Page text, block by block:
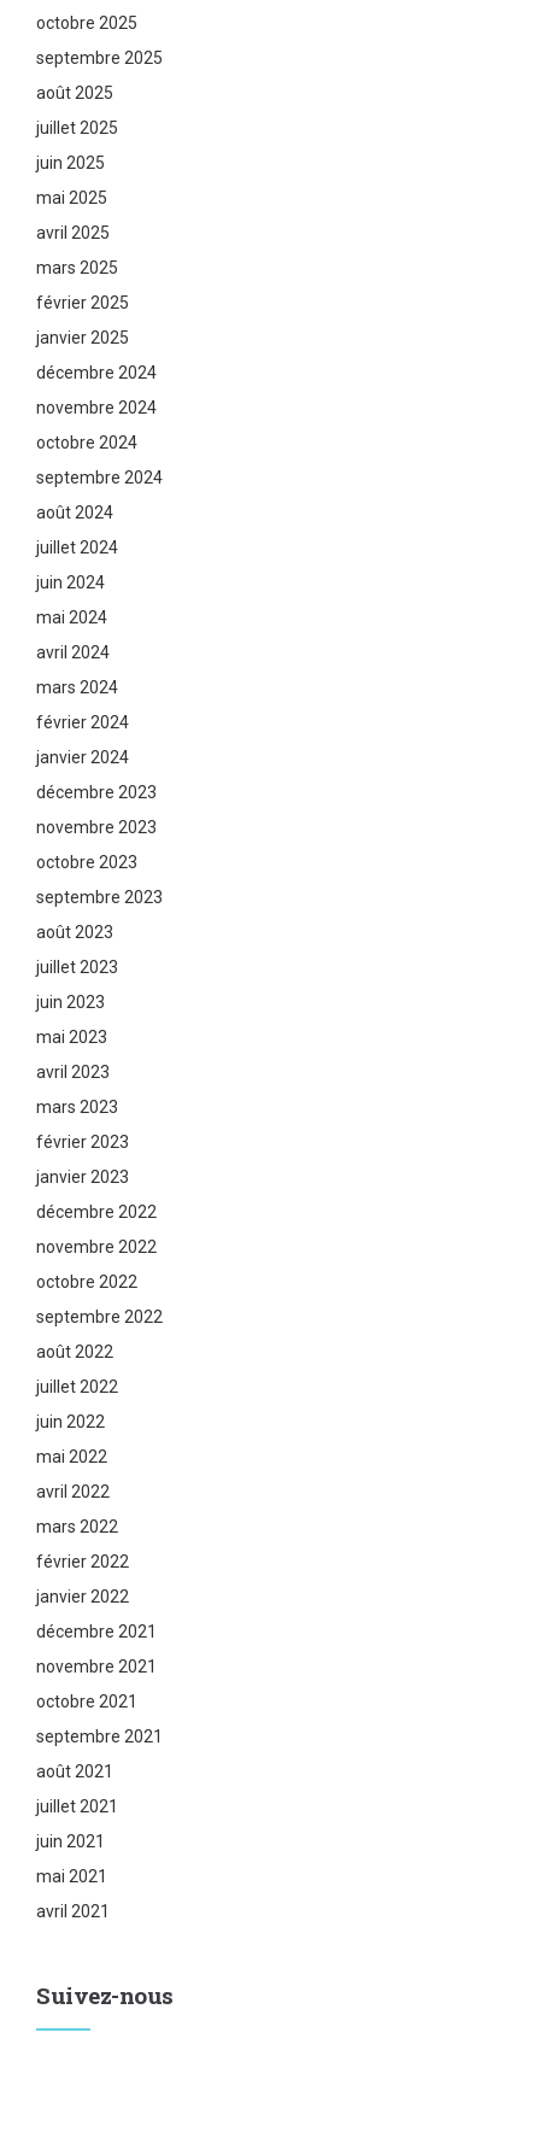
octobre 2025
septembre 2025
août 2025
juillet 2025
juin 2025
mai 2025
avril 2025
mars 2025
février 2025
janvier 2025
décembre 2024
novembre 2024
octobre 2024
septembre 2024
août 2024
juillet 2024
juin 2024
mai 2024
avril 2024
mars 2024
février 2024
janvier 2024
décembre 2023
novembre 2023
octobre 2023
septembre 2023
août 2023
juillet 2023
juin 2023
mai 2023
avril 2023
mars 2023
février 2023
janvier 2023
décembre 2022
novembre 2022
octobre 2022
septembre 2022
août 2022
juillet 2022
juin 2022
mai 2022
avril 2022
mars 2022
février 2022
janvier 2022
décembre 2021
novembre 2021
octobre 2021
septembre 2021
août 2021
juillet 2021
juin 2021
mai 2021
avril 2021
Suivez-nous